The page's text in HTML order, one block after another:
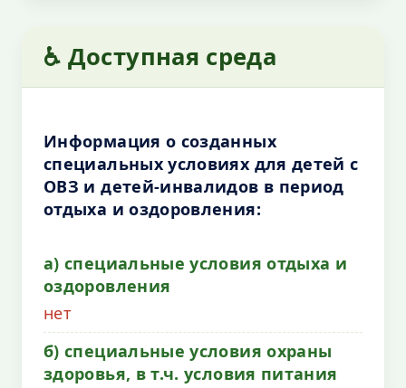
♿ Доступная среда
Информация о созданных
специальных условиях для детей с
ОВЗ и детей-инвалидов в период
отдыха и оздоровления:
а) специальные условия отдыха и
оздоровления
нет
б) специальные условия охраны
здоровья, в т.ч. условия питания